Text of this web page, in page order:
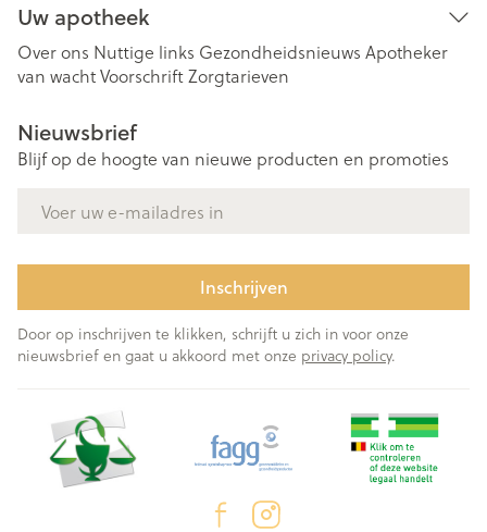
Uw apotheek
Over ons Nuttige links Gezondheidsnieuws Apotheker
van wachtVoorschriftZorgtarieven
Nieuwsbrief
Blijf op de hoogte van nieuwe producten en promoties
Inschrijven
Door op inschrijven te klikken, schrijft u zich in voor onze
nieuwsbrief en gaat u akkoord met onze privacy policy.